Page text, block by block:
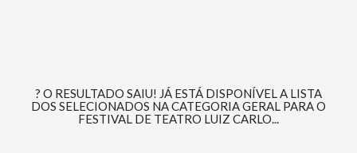
? O RESULTADO SAIU! JÁ ESTÁ DISPONÍVEL A LISTA
DOS SELECIONADOS NA CATEGORIA GERAL PARA O
FESTIVAL DE TEATRO LUIZ CARLO...